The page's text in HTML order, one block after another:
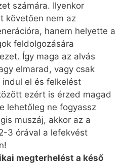
számára. Ilyenkor
követően nem az
hanem helyette a
feldolgozására
Így maga az alvás
elmarad, vagy csak
el és felkelést
ezért is érzed magad
lehetőleg ne fogyassz
muszáj, akkor az a
3 órával a lefekvést
megterhelést a késő